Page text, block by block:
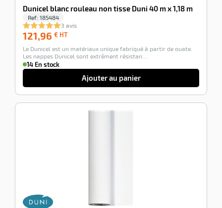
Dunicel blanc rouleau non tisse Duni 40 m x 1,18 m
Ref: 185484
3 avis
121,96 € HT
HT
Le Dunicel est un matériaux unique fabriqué à partir de ouate.
Les nappes Dunicel sont extrêment résistan…
14 En stock
Ajouter au panier